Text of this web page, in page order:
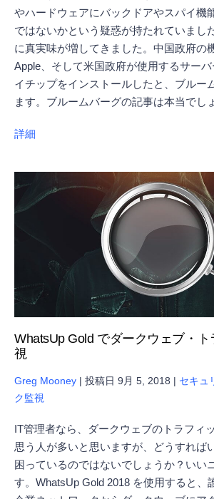
やハードウェアにバックドアやスパイ機
ではないかという疑惑が持たれていまし
に真実味が増してきました。中国政府の
Apple、そして米国政府が使用するサー
イチップをインストールしたと、ブルー
ます。ブルームバーグの記事は本当でし
詳細
WhatsUp Gold でダークウェブ・
視
Greg Mooney | 投稿日 9月 5, 2018 | セキュ
ク監視
IT管理者なら、ダークウェブのトラフィ
思う人が多いと思いますが、どうすれば
困っているのではないでしょうか？いい
す。WhatsUp Gold 2018 を使用すると、